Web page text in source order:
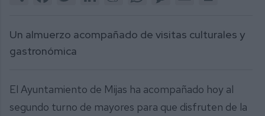
Un almuerzo acompañado de visitas culturales y
gastronómica
El Ayuntamiento de Mijas ha acompañado hoy al
segundo turno de mayores para que disfruten de la